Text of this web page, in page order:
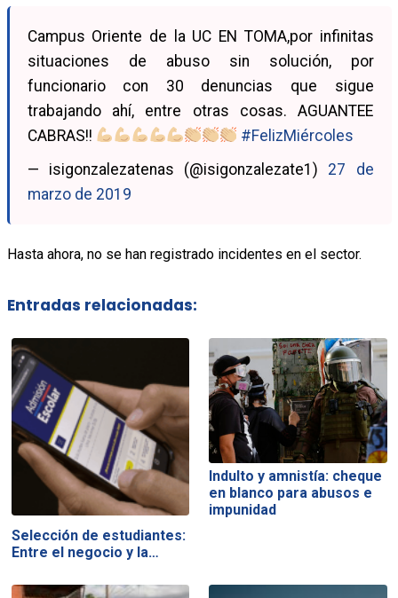
Campus Oriente de la UC EN TOMA,por infinitas
situaciones de abuso sin solución, por
funcionario con 30 denuncias que sigue
trabajando ahí, entre otras cosas. AGUANTEE
CABRAS!!
#FelizMiércoles
— isigonzalezatenas (@isigonzalezate1) 27 de
marzo de 2019
Hasta ahora, no se han registrado incidentes en el sector.
Entradas relacionadas:
Selección de estudiantes:
Entre el negocio y la…
Indulto y amnistía: cheque
en blanco para abusos e
impunidad